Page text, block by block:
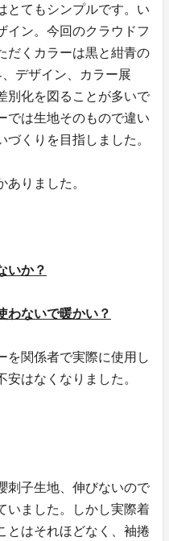
とてもシンプルです。い
イン。今回のクラウドフ
だくカラーは黒と紺青の
デザイン、カラー展
別化を図ることが多いで
では生地そのもので違い
くりを目指しました。
りました。
いか？
わないで暖かい？
を関係者で実際に使用し
はなくなりました。
刺子生地、伸びないので
いました。しかし実際着
とはそれほどなく、袖捲